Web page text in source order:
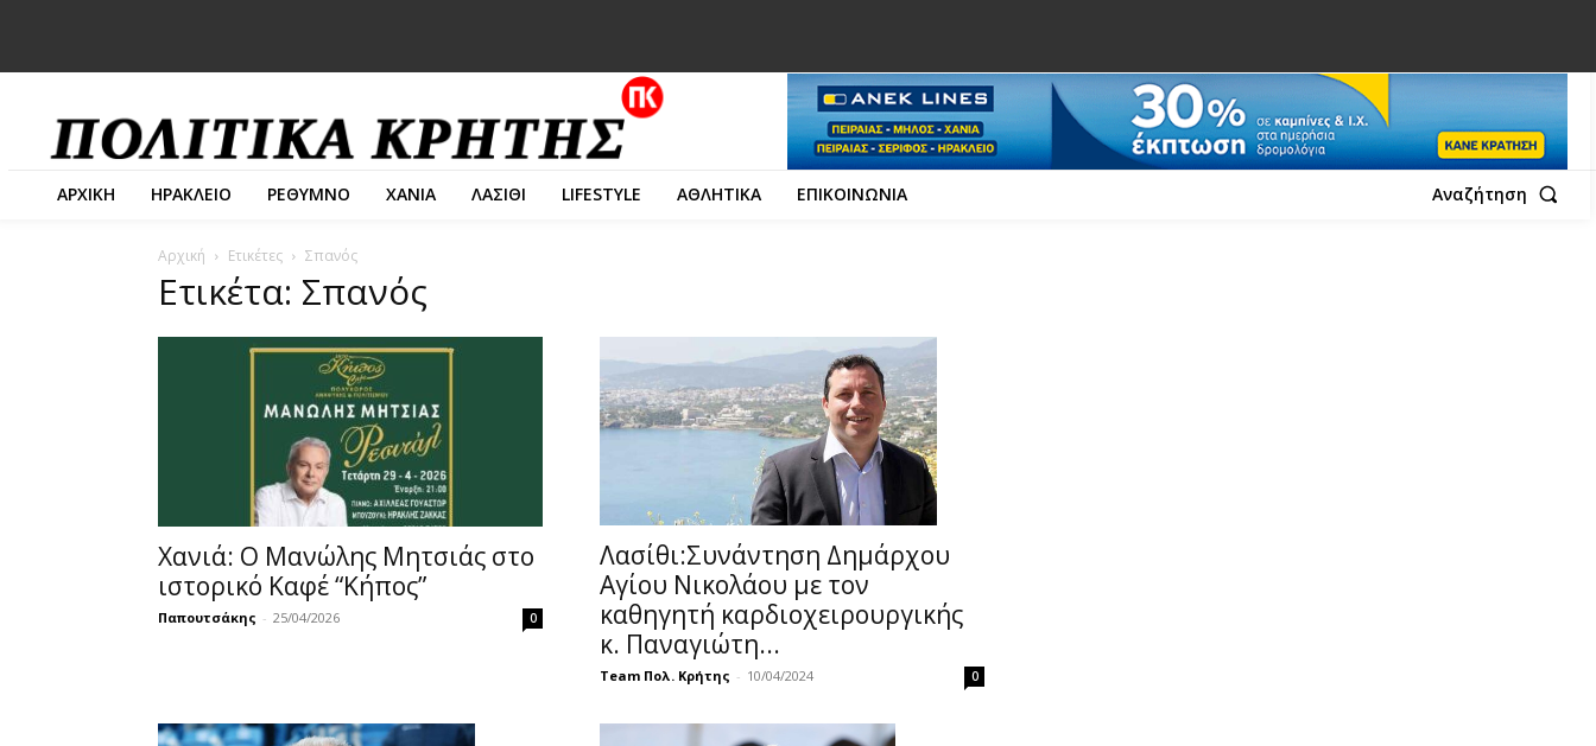
ΑΡΧΙΚΗ ΗΡΑΚΛΕΙΟ ΡΕΘΥΜΝΟ ΧΑΝΙΑ ΛΑΣΙΘΙ LIFESTYLE ΑΘΛΗΤΙΚΑ ΕΠΙΚΟΙΝΩΝΙΑ Αναζήτηση
Αρχική Ετικέτες Σπανός
Ετικέτα: Σπανός
Χανιά: Ο Μανώλης Μητσιάς στο
ιστορικό Καφέ “Κήπος”
Παπουτσάκης - 25/04/2026 0
Λασίθι:Συνάντηση Δημάρχου
Αγίου Νικολάου με τον
καθηγητή καρδιοχειρουργικής
κ. Παναγιώτη...
Team Πολ. Κρήτης - 10/04/2024 0